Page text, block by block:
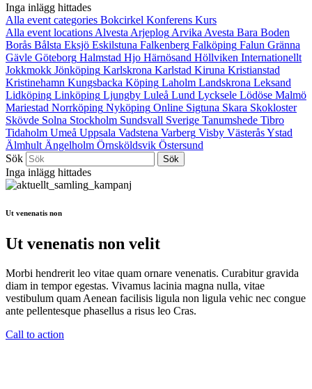
Inga inlägg hittades
Alla event categories Bokcirkel Konferens Kurs
Alla event locations Alvesta Arjeplog Arvika Avesta Bara Boden
Borås Bålsta Eksjö Eskilstuna Falkenberg Falköping Falun Gränna
Gävle Göteborg Halmstad Hjo Härnösand Höllviken Internationellt
Jokkmokk Jönköping Karlskrona Karlstad Kiruna Kristianstad
Kristinehamn Kungsbacka Köping Laholm Landskrona Leksand
Lidköping Linköping Ljungby Luleå Lund Lycksele Lödöse Malmö
Mariestad Norrköping Nyköping Online Sigtuna Skara Skokloster
Skövde Solna Stockholm Sundsvall Sverige Tanumshede Tibro
Tidaholm Umeå Uppsala Vadstena Varberg Visby VästeråsYstad
Älmhult Ängelholm Örnsköldsvik Östersund
Sök
Inga inlägg hittades
Ut venenatis non
Ut venenatis non velit
Morbi hendrerit leo vitae quam ornare venenatis. Curabitur gravida
diam in tempor egestas. Vivamus lacinia magna nulla, vitae
vestibulum quam Aenean facilisis ligula non ligula vehic nec congue
ante pellentesque phasellus a risus leo Cras.
Call to action